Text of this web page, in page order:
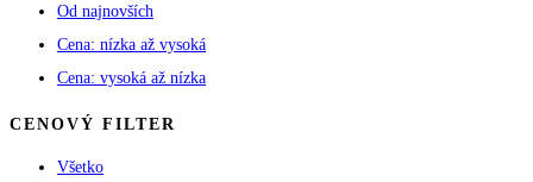
Od najnovších
Cena: nízka až vysoká
Cena: vysoká až nízka
CENOVÝ FILTER
Všetko